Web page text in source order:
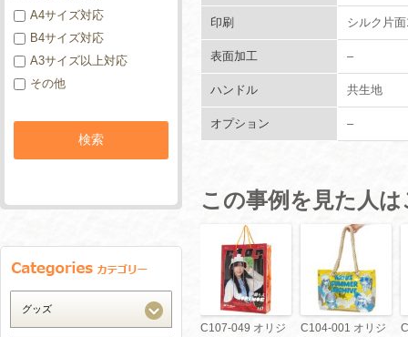
印刷 シルク片
表面加工 –
ハンドル 共生地
オプション –
この事例を見た人
C107-049 オリジ
C104-001 オリジ
A4サイズ対応
B4サイズ対応
A3サイズ以上対応
その他